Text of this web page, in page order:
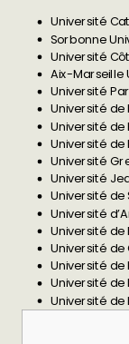
Université
Sorbonne
Université
Aix-Marseille
Université
Université de
Université de
Université
Université
Université
Université de
Université
Université de
Université de
Université de
Université de
Université de